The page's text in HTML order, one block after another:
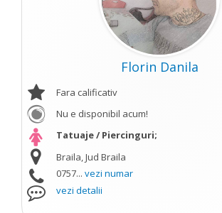
Florin Danila
Fara calificativ
Nu e disponibil acum!
Tatuaje / Piercinguri;
Braila, Jud Braila
0757... vezi numar
vezi detalii